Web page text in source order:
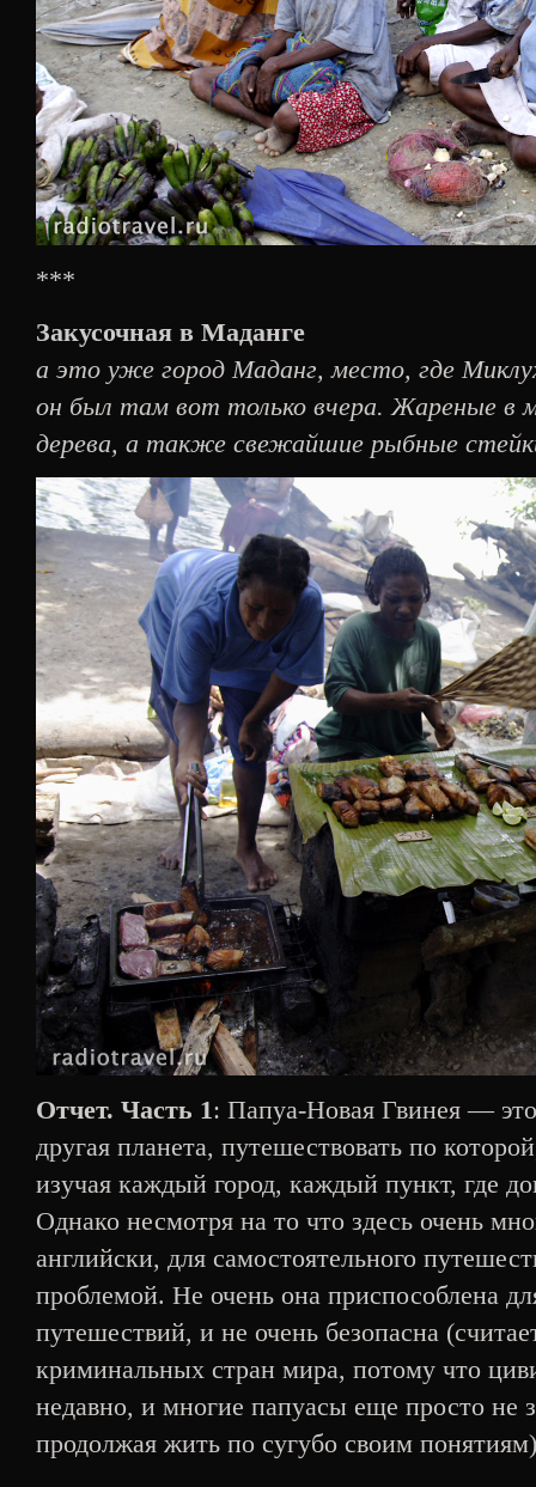
***
Закусочная в Маданге
а это уже город Маданг, место, где
он был там вот только вчера. Жареные в
дерева, а также свежайшие рыбные
Отчет. Часть 1: Папуа-Новая Гвинея — это
другая планета, путешествовать по
изучая каждый город, каждый пункт, где
Однако несмотря на то что здесь очень
английски, для самостоятельного
проблемой. Не очень она приспособлена
путешествий, и не очень безопасна
криминальных стран мира, потому что
недавно, и многие папуасы еще просто не
продолжая жить по сугубо своим